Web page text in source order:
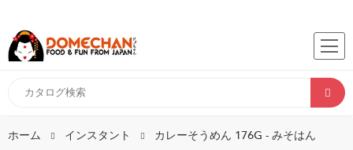
ホーム インスタント カレーそうめん 176G - みそはん